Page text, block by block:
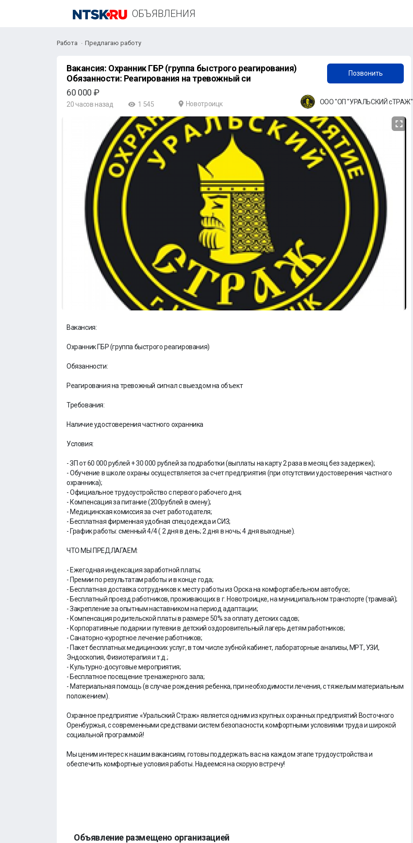
ОБЪЯВЛЕНИЯ
+7 (922) 547-81-66
Работа Предлагаю работу
Вакансия: Охранник ГБР (группа быстрого реагирования)
Обязанности: Реагирования на тревожный си
Позвонить
60 000 ₽
20 часов назад 1 545 Новотроицк ООО "ОП "УРАЛЬСКИЙ сТРАЖ"
Вакансия:
Охранник ГБР (группа быстрого реагирования)
Обязанности:
Реагирования на тревожный сигнал с выездом на объект
Требования:
Наличие удостоверения частного охранника
Условия:
- ЗП от 60 000 рублей + 30 000 рублей за подработки (выплаты на карту 2 раза в месяц без задержек);
- Обучение в школе охраны осуществляется за счет предприятия (при отсутствии удостоверения частного
охранника);
- Официальное трудоустройство с первого рабочего дня;
- Компенсация за питание (200рублей в смену);
- Медицинская комиссия за счет работодателя;
- Бесплатная фирменная удобная спецодежда и СИЗ;
- График работы: сменный 4/4 ( 2 дня в день; 2 дня в ночь; 4 дня выходные).
ЧТО МЫ ПРЕДЛАГАЕМ:
- Ежегодная индексация заработной платы;
- Премии по результатам работы и в конце года;
- Бесплатная доставка сотрудников к месту работы из Орска на комфортабельном автобусе;
- Бесплатный проезд работников, проживающих в г. Новотроицке, на муниципальном транспорте (трамвай);
- Закрепление за опытным наставником на период адаптации;
- Компенсация родительской платы в размере 50% за оплату детских садов;
- Корпоративные подарки и путевки в детский оздоровительный лагерь детям работников;
- Санаторно-курортное лечение работников;
- Пакет бесплатных медицинских услуг, в том числе зубной кабинет, лабораторные анализы, МРТ, УЗИ,
Эндоскопия, Физиотерапия и т.д.;
- Культурно-досуговые мероприятия;
- Бесплатное посещение тренажерного зала;
- Материальная помощь (в случае рождения ребенка, при необходимости лечения, с тяжелым материальным
положением).
Охранное предприятие «Уральский Страж» является одним из крупных охранных предприятий Восточного
Оренбуржья, с современными средствами систем безопасности, комфортными условиями труда и широкой
социальной программой!
Мы ценим интерес к нашим вакансиям, готовы поддержать вас на каждом этапе трудоустройства и
обеспечить комфортные условия работы. Надеемся на скорую встречу!
Объявление размещено организацией